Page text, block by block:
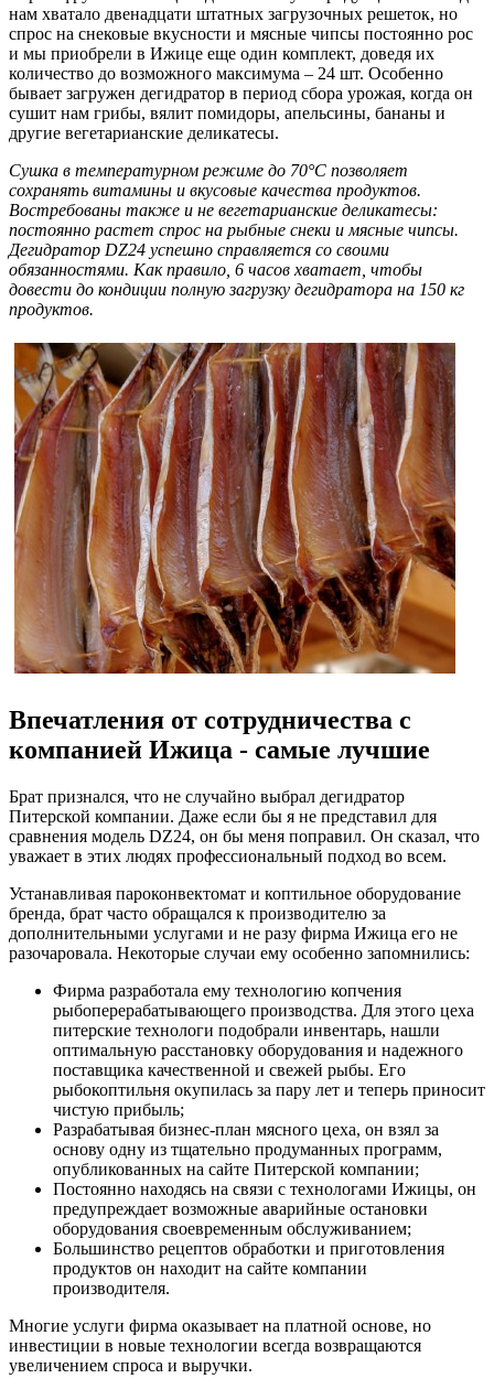
нам хватало двенадцати штатных загрузочных решеток, но
спрос на снековые вкусности и мясные чипсы постоянно рос
и мы приобрели в Ижице еще один комплект, доведя их
количество до возможного максимума – 24 шт. Особенно
бывает загружен дегидратор в период сбора урожая, когда он
сушит нам грибы, вялит помидоры, апельсины, бананы и
другие вегетарианские деликатесы.
Сушка в температурном режиме до 70°C позволяет
сохранять витамины и вкусовые качества продуктов.
Востребованы также и не вегетарианские деликатесы:
постоянно растет спрос на рыбные снеки и мясные чипсы.
Дегидратор DZ24 успешно справляется со своими
обязанностями. Как правило, 6 часов хватает, чтобы
довести до кондиции полную загрузку дегидратора на 150 кг
продуктов.
Впечатления от сотрудничества с
компанией Ижица - самые лучшие
Брат признался, что не случайно выбрал дегидратор
Питерской компании. Даже если бы я не представил для
сравнения модель DZ24, он бы меня поправил. Он сказал, что
уважает в этих людях профессиональный подход во всем.
Устанавливая пароконвектомат и коптильное оборудование
бренда, брат часто обращался к производителю за
дополнительными услугами и не разу фирма Ижица его не
разочаровала. Некоторые случаи ему особенно запомнились:
Фирма разработала ему технологию копчения
рыбоперерабатывающего производства. Для этого цеха
питерские технологи подобрали инвентарь, нашли
оптимальную расстановку оборудования и надежного
поставщика качественной и свежей рыбы. Его
рыбокоптильня окупилась за пару лет и теперь приносит
чистую прибыль;
Разрабатывая бизнес-план мясного цеха, он взял за
основу одну из тщательно продуманных программ,
опубликованных на сайте Питерской компании;
Постоянно находясь на связи с технологами Ижицы, он
предупреждает возможные аварийные остановки
оборудования своевременным обслуживанием;
Большинство рецептов обработки и приготовления
продуктов он находит на сайте компании
производителя.
Многие услуги фирма оказывает на платной основе, но
инвестиции в новые технологии всегда возвращаются
увеличением спроса и выручки.